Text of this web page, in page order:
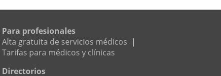
Para profesionales
Alta gratuita de servicios médicos |
Tarifas para médicos y clínicas
Directorios